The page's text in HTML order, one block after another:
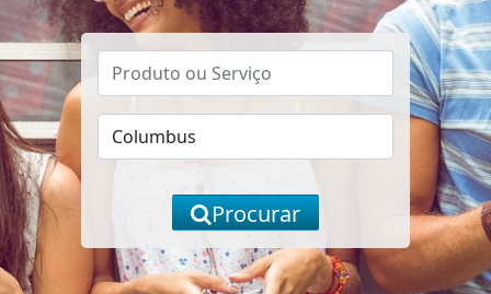
Procurar